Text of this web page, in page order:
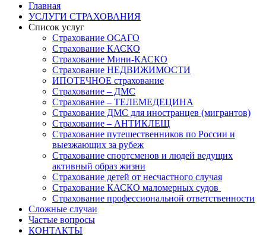
Главная
УСЛУГИ СТРАХОВАНИЯ
Список услуг
Страхование ОСАГО
Страхование КАСКО
Страхование Мини-КАСКО
Страхование НЕДВИЖИМОСТИ
ИПОТЕЧНОЕ страхование
Страхование – ДМС
Страхование – ТЕЛЕМЕДЕЦИНА
Страхование ДМС для иностранцев (мигрантов)
Страхование – АНТИКЛЕЩ
Страхование путешественников по России и
выезжающих за рубеж
Страхование спортсменов и людей ведущих
активный образ жизни
Страхование детей от несчастного случая
Страхование КАСКО маломерных судов
Страхование профессиональной ответственности
Сложные случаи
Частые вопросы
КОНТАКТЫ